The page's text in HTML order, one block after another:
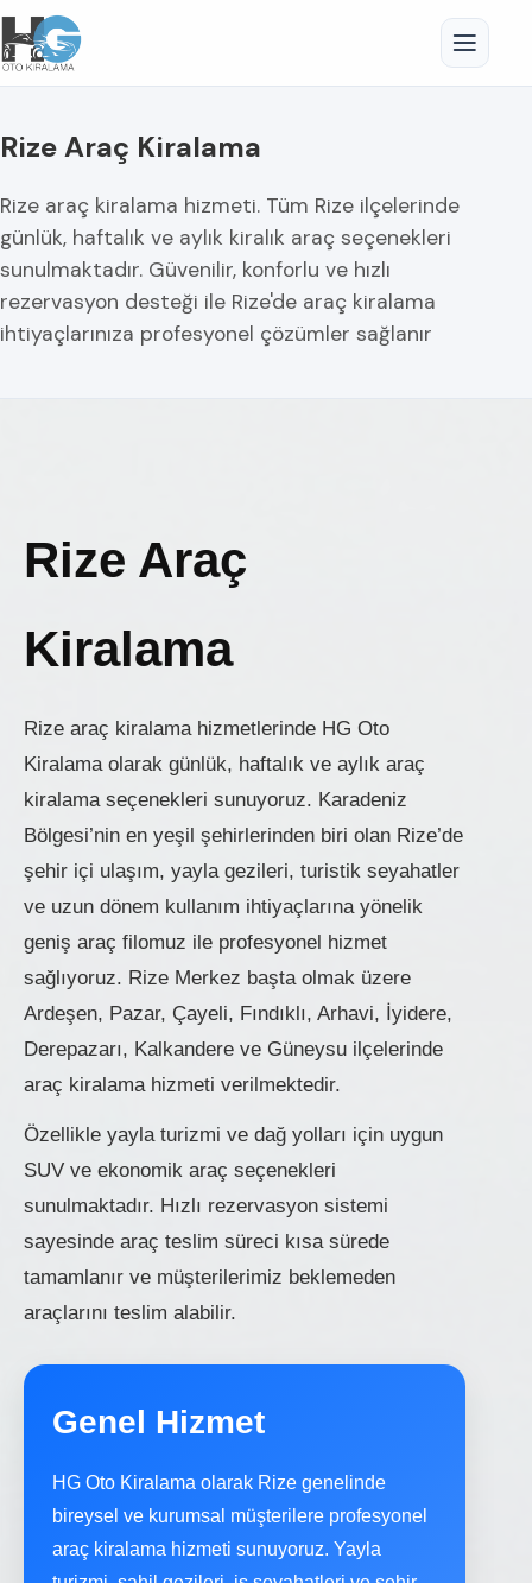
Rize Araç Kiralama
Rize araç kiralama hizmeti. Tüm Rize ilçelerinde
günlük, haftalık ve aylık kiralık araç seçenekleri
sunulmaktadır. Güvenilir, konforlu ve hızlı
rezervasyon desteği ile Rize'de araç kiralama
ihtiyaçlarınıza profesyonel çözümler sağlanır
Rize Araç
Kiralama
Rize araç kiralama hizmetlerinde HG Oto
Kiralama olarak günlük, haftalık ve aylık araç
kiralama seçenekleri sunuyoruz. Karadeniz
Bölgesi’nin en yeşil şehirlerinden biri olan Rize’de
şehir içi ulaşım, yayla gezileri, turistik seyahatler
ve uzun dönem kullanım ihtiyaçlarına yönelik
geniş araç filomuz ile profesyonel hizmet
sağlıyoruz. Rize Merkez başta olmak üzere
Ardeşen, Pazar, Çayeli, Fındıklı, Arhavi, İyidere,
Derepazarı, Kalkandere ve Güneysu ilçelerinde
araç kiralama hizmeti verilmektedir.
Özellikle yayla turizmi ve dağ yolları için uygun
SUV ve ekonomik araç seçenekleri
sunulmaktadır. Hızlı rezervasyon sistemi
sayesinde araç teslim süreci kısa sürede
tamamlanır ve müşterilerimiz beklemeden
araçlarını teslim alabilir.
Genel Hizmet
HG Oto Kiralama olarak Rize genelinde
bireysel ve kurumsal müşterilere profesyonel
araç kiralama hizmeti sunuyoruz. Yayla